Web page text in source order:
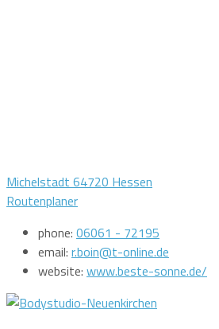
Michelstadt 64720 Hessen
Routenplaner
phone: 06061 - 72195
email: r.boin@t-online.de
website: www.beste-sonne.de/